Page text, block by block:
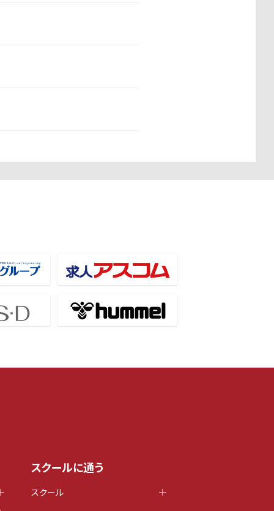
スクールに通う
スクール